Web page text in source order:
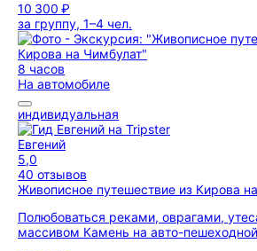
10 300 ₽
за группу, 1–4 чел.
8 часов
На автомобиле
индивидуальная
Евгений
5,0
40 отзывов
Живописное путешествие из Кирова
Полюбоваться реками, оврагами,
массивом Камень на авто-